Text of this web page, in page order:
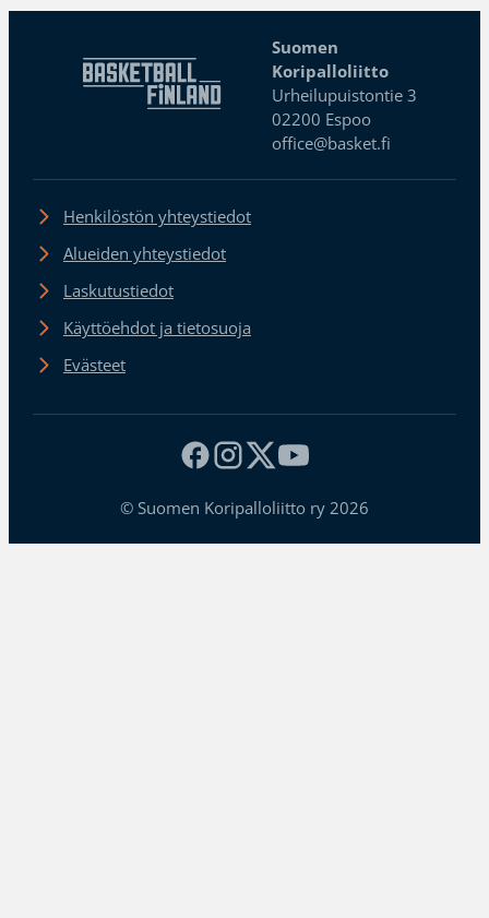
Suomen
Koripalloliitto
Urheilupuistontie 3
02200 Espoo
office@basket.fi
Henkilöstön yhteystiedot
Alueiden yhteystiedot
Laskutustiedot
Käyttöehdot ja tietosuoja
Evästeet
© Suomen Koripalloliitto ry 2026